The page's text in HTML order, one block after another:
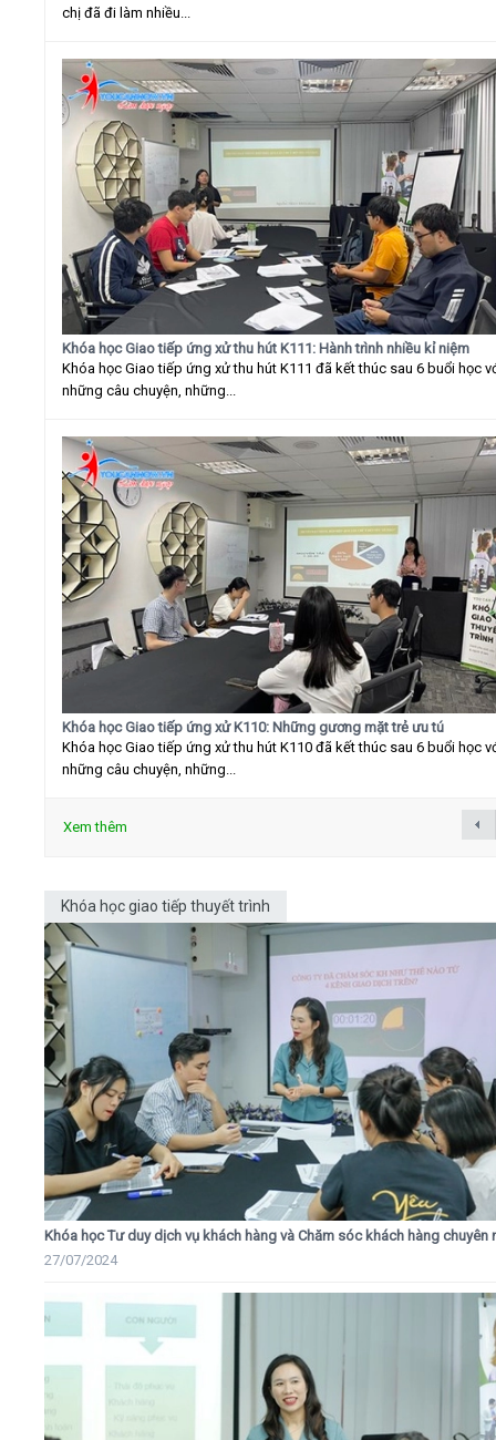
chị đã đi làm nhiều...
Khóa học Giao tiếp ứng xử thu hút K111: Hành trình nhiều kỉ niệm
Khóa học Giao tiếp ứng xử thu hút K111 đã kết thúc sau 6 buổi học
những câu chuyện, những...
Khóa học Giao tiếp ứng xử K110: Những gương mặt trẻ ưu tú
Khóa học Giao tiếp ứng xử thu hút K110 đã kết thúc sau 6 buổi học
những câu chuyện, những...
Xem thêm
Khóa học giao tiếp thuyết trình
Khóa học Tư duy dịch vụ khách hàng và Chăm sóc khách hàng chuyên
27/07/2024